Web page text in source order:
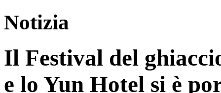
Notizia
Il Festival del
e lo Yun Hotel si è